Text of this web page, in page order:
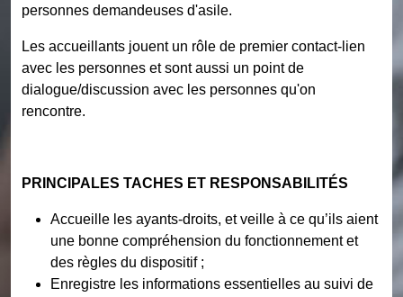
personnes demandeuses d'asile.
Les accueillants jouent un rôle de premier contact-lien
avec les personnes et sont aussi un point de
dialogue/discussion avec les personnes qu'on
rencontre.
PRINCIPALES TACHES ET RESPONSABILITÉS
Accueille les ayants-droits, et veille à ce qu’ils aient
une bonne compréhension du fonctionnement et
des règles du dispositif ;
Enregistre les informations essentielles au suivi de